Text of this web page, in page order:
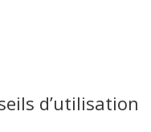
d’utilisation